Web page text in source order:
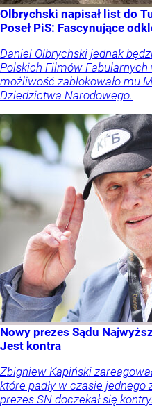
Olbrychski napisał list do
Poseł PiS: Fascynujące
Daniel Olbrychski jednak
Polskich Filmów Fabularnych
możliwość zablokowało mu
Dziedzictwa Narodowego.
Nowy prezes Sądu
Jest kontra
Zbigniew Kapiński
które padły w czasie
prezes SN doczekał się kontry.